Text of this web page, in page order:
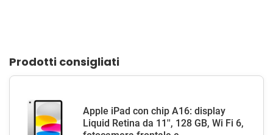
Prodotti consigliati
Apple iPad con chip A16: display
Liquid Retina da 11'', 128 GB, Wi Fi 6,